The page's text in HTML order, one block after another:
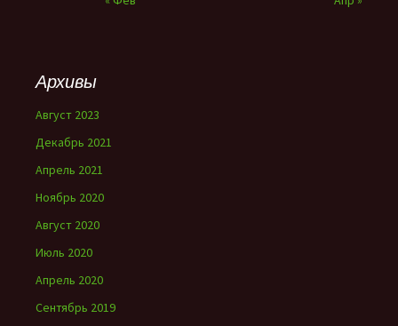
Архивы
Август 2023
Декабрь 2021
Апрель 2021
Ноябрь 2020
Август 2020
Июль 2020
Апрель 2020
Сентябрь 2019